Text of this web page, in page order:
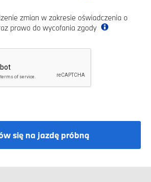
zmian w zakresie oświadczenia o
prawo do wycofania zgody
się na jazdę próbną